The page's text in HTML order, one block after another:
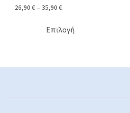
26,90 € – 35,90 €
Επιλογή